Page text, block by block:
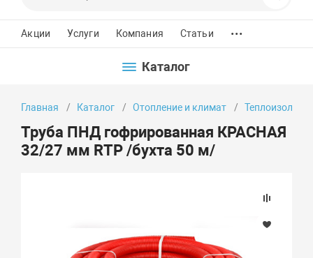
Акции Услуги Компания Статьи ...
Каталог
Главная Каталог Отопление и климат
Труба ПНД гофрированная КРАСНАЯ
32/27 мм RTP /бухта 50 м/